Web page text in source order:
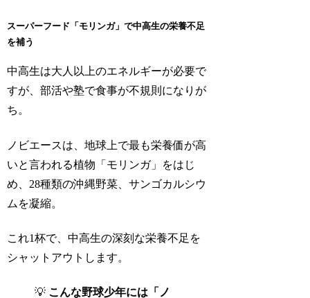
スーパーフード「モリンガ」で中高生の栄養不足
を補う
中高生は大人以上のエネルギーが必要で
すが、部活や塾で食事が不規則になりが
ち。
ノビエースは、地球上で最も栄養価が高
いと言われる植物「モリンガ」をはじ
め、28種類の沖縄野菜、サンゴカルシウ
ムを凝縮。
これ1杯で、中高生の深刻な栄養不足を
シャットアウトします。
💡 こんな野球少年には「ノ